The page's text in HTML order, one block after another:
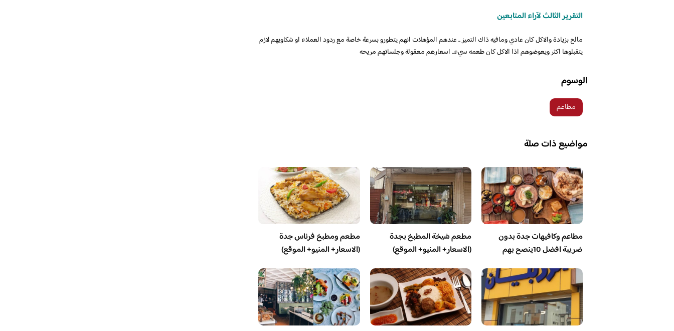
التقرير الثالث لآراء المتابعين
مالح بزيادة والاكل كان عادي ومافيه ذاك التميز .. عندهم المؤهلات انهم يتطورو بسرعة خاصة مع ردود العملاء او شكاويهم لازم
يتقبلوها اكثر ويعوضوهم اذا الاكل كان طعمه سيء.. اسعارهم معقولة وجلساتهم مريحه
الوسوم
مطاعم
مواضيع ذات صلة
مطاعم وكافيهات جدة بدون
ضريبة افضل 10ينصح بهم
مطعم شيخة المطبخ بجدة
(الاسعار+ المنيو+ الموقع)
مطعم ومطبخ فرناس جدة
(الاسعار+ المنيو+ الموقع)